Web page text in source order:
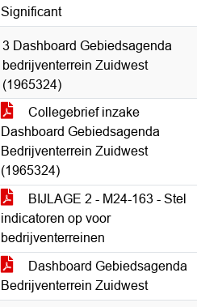
Significant
3 Dashboard Gebiedsagenda
bedrijventerrein Zuidwest
(1965324)
Collegebrief inzake
Dashboard Gebiedsagenda
Bedrijventerrein Zuidwest
(1965324)
BIJLAGE 2 - M24-163 - Stel
indicatoren op voor
bedrijventerreinen
Dashboard Gebiedsagenda
Bedrijventerrein Zuidwest